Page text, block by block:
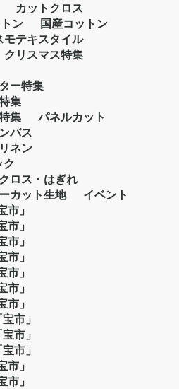
カットクロス
ン
国産コットン
モテキスタイル
クリスマス特集
ー特集
集
集
パネルカット
バス
ネン
ク
ロス・はぎれ
カット生地
イベント
市」
市」
市」
市」
市」
市」
市」
市」
市」
市」
市」
市」